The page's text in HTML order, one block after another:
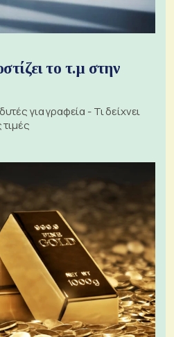
το τ.μ στην
για γραφεία - Τι δείχνει